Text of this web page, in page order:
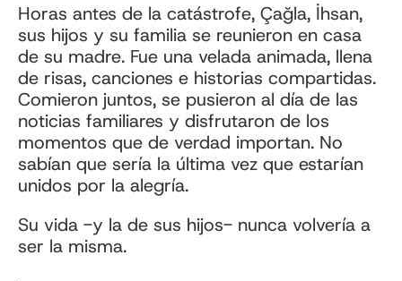
Horas antes de la catástrofe, Çağla, İhsan,
sus hijos y su familia se reunieron en casa
de su madre. Fue una velada animada, llena
de risas, canciones e historias compartidas.
Comieron juntos, se pusieron al día de las
noticias familiares y disfrutaron de los
momentos que de verdad importan. No
sabían que sería la última vez que estarían
unidos por la alegría.
Su vida -y la de sus hijos- nunca volvería a
ser la misma.